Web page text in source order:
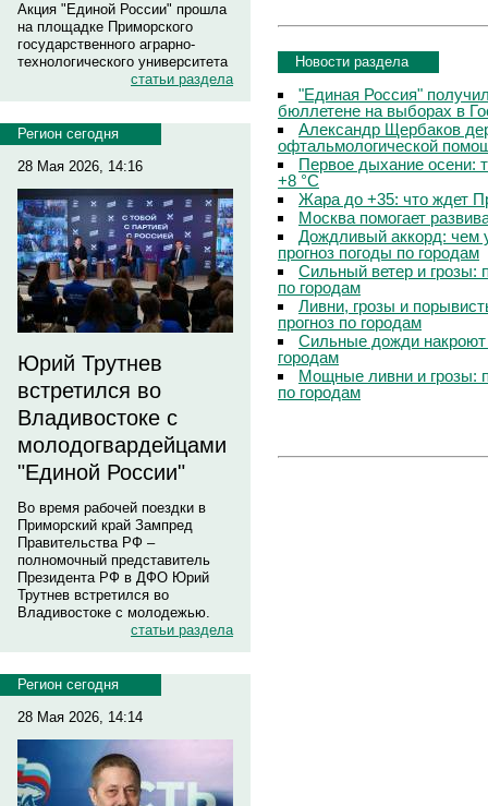
Акция "Единой России" прошла
на площадке Приморского
государственного аграрно-
технологического университета
статьи раздела
Регион сегодня
28 Мая 2026, 14:16
Юрий Трутнев
встретился во
Владивостоке с
молодогвардейцами
"Единой России"
Во время рабочей поездки в
Приморский край Зампред
Правительства РФ –
полномочный представитель
Президента РФ в ДФО Юрий
Трутнев встретился во
Владивостоке с молодежью.
статьи раздела
Регион сегодня
28 Мая 2026, 14:14
Новости раздела
"Единая Россия"
бюллетене на выборах в
Александр Щербаков
офтальмологической
Первое дыхание осени:
+8 °C
Жара до +35: что ждет
Москва помогает
Дождливый аккорд: чем
прогноз погоды по городам
Сильный ветер и грозы:
по городам
Ливни, грозы и
прогноз по городам
Сильные дожди
городам
Мощные ливни и грозы:
по городам